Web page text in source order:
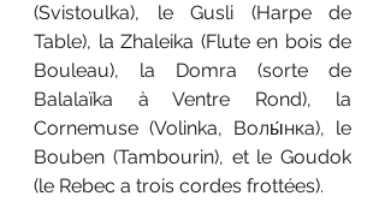
(Svistoulka), le Gusli (Harpe de
Table), la Zhaleika (Flute en bois de
Bouleau), la Domra (sorte de
Balalaïka à Ventre Rond), la
Cornemuse (Volinka, Волы́нка), le
Bouben (Tambourin), et le Goudok
(le Rebec a trois cordes frottées).